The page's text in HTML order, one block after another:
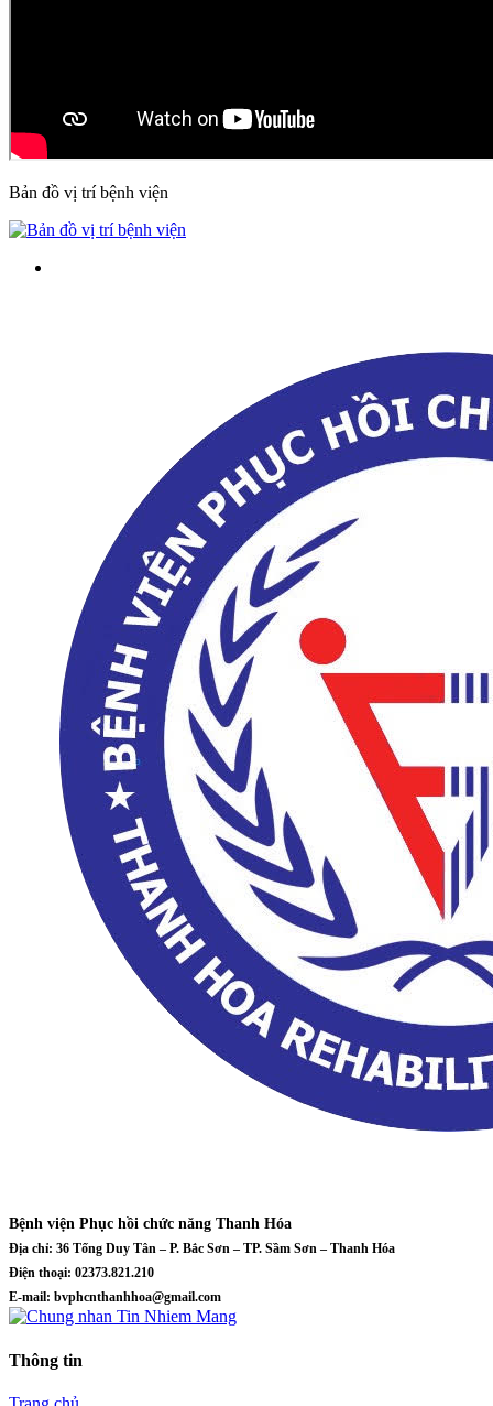
Bản đồ vị trí bệnh viện
Bệnh viện Phục hồi chức năng Thanh Hóa
Địa chỉ: 36 Tống Duy Tân – P. Bắc Sơn – TP. Sầm Sơn – Thanh Hóa
Điện thoại: 02373.821.210
E-mail: bvphcnthanhhoa@gmail.com
Thông tin